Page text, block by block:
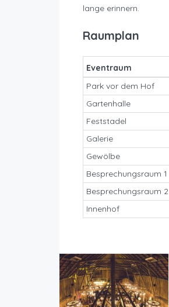
lange erinnern.
Raumplan
Eventraum
Park vor dem Hof
Gartenhalle
Feststadel
Galerie
Gewölbe
Besprechungsraum 1
Besprechungsraum 2
Innenhof